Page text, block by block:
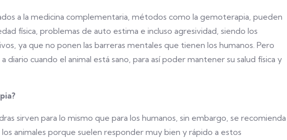
a la medicina complementaria, métodos como la gemoterapia, pueden
física, problemas de auto estima e incluso agresividad, siendo los
ya que no ponen las barreras mentales que tienen los humanos. Pero
diario cuando el animal está sano, para así poder mantener su salud física y
sirven para lo mismo que para los humanos, sin embargo, se recomienda
animales porque suelen responder muy bien y rápido a estos